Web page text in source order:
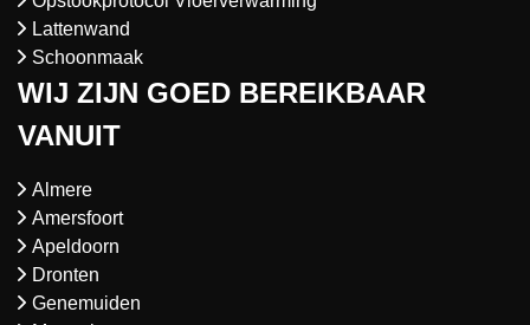
Lattenwand
Schoonmaak
WIJ ZIJN GOED BEREIKBAAR
VANUIT
Almere
Amersfoort
Apeldoorn
Dronten
Genemuiden